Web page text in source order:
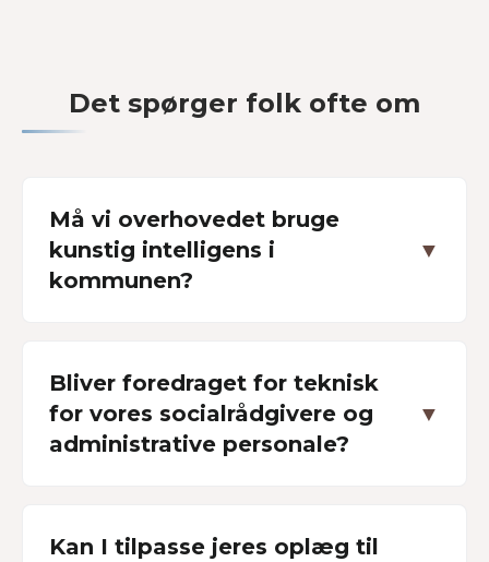
Det spørger folk ofte om
Må vi overhovedet bruge
kunstig intelligens i
kommunen?
▼
Bliver foredraget for teknisk
for vores socialrådgivere og
administrative personale?
▼
Kan I tilpasse jeres oplæg til